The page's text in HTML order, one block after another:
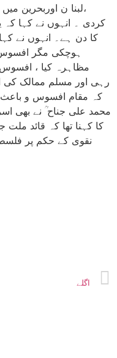
،لبنا ن اوربحرین
کردی ۔ انہوں نے کہا
کا دن ہے۔ انہوں نے
ہوچکی مگر افسوس
مظاہرہ کیا ،
رہی اور مسلم ممالک کی
کہ مقام افسوس و باعث
محمد علی جناح ؒ نے بھی
کا کہنا تھا کہ قائد
نقوی کے حکم پر
اگلے